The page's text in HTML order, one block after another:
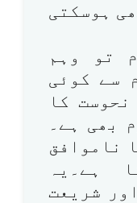
ہوسکتی
تو وہم
سے کوئی
کا
بھی ہے۔
ناموافق
ہے۔یہ
شریعت